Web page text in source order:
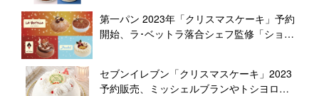
第一パン 2023年「クリスマスケーキ」予約
開始、ラ･ベットラ落合シェフ監修「ショコ
など/第一屋製パン
セブンイレブン「クリスマスケーキ」2023
予約販売、ミッシェルブランやトシヨロイ